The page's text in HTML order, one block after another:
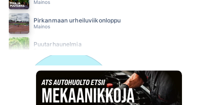
Mainos
Pirkanmaan urheiluviikonloppu
Mainos
Puutarhaunelmia
SUN Ilta
SUN Iltapäivä